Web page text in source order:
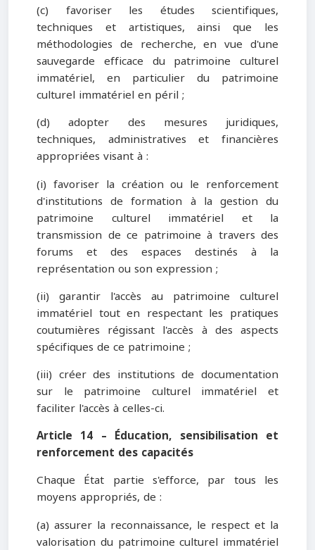
(c) favoriser les études scientifiques,
techniques et artistiques, ainsi que les
méthodologies de recherche, en vue d'une
sauvegarde efficace du patrimoine culturel
immatériel, en particulier du patrimoine
culturel immatériel en péril ;
(d) adopter des mesures juridiques,
techniques, administratives et financières
appropriées visant à :
(i) favoriser la création ou le renforcement
d'institutions de formation à la gestion du
patrimoine culturel immatériel et la
transmission de ce patrimoine à travers des
forums et des espaces destinés à la
représentation ou son expression ;
(ii) garantir l'accès au patrimoine culturel
immatériel tout en respectant les pratiques
coutumières régissant l'accès à des aspects
spécifiques de ce patrimoine ;
(iii) créer des institutions de documentation
sur le patrimoine culturel immatériel et
faciliter l'accès à celles-ci.
Article 14 – Éducation, sensibilisation et
renforcement des capacités
Chaque État partie s'efforce, par tous les
moyens appropriés, de :
(a) assurer la reconnaissance, le respect et la
valorisation du patrimoine culturel immatériel